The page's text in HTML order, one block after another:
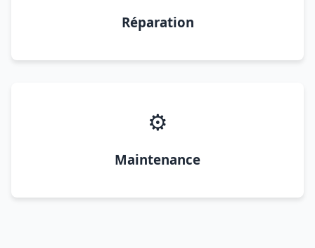
Réparation
⚙️
Maintenance